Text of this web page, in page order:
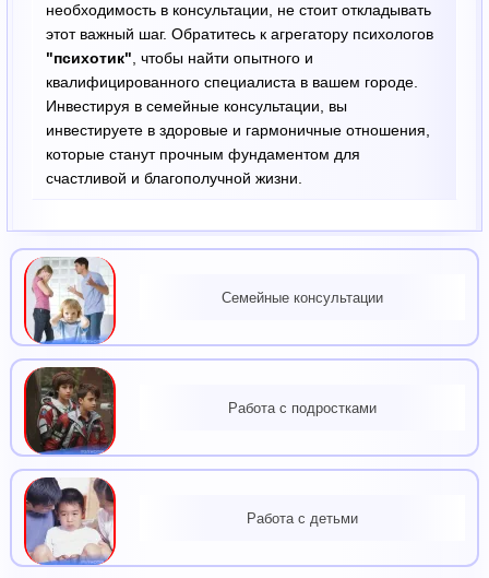
необходимость в консультации, не стоит откладывать
этот важный шаг. Обратитесь к агрегатору психологов
"психотик", чтобы найти опытного и
квалифицированного специалиста в вашем городе.
Инвестируя в семейные консультации, вы
инвестируете в здоровые и гармоничные отношения,
которые станут прочным фундаментом для
счастливой и благополучной жизни.
Семейные консультации
Работа с подростками
Работа с детьми